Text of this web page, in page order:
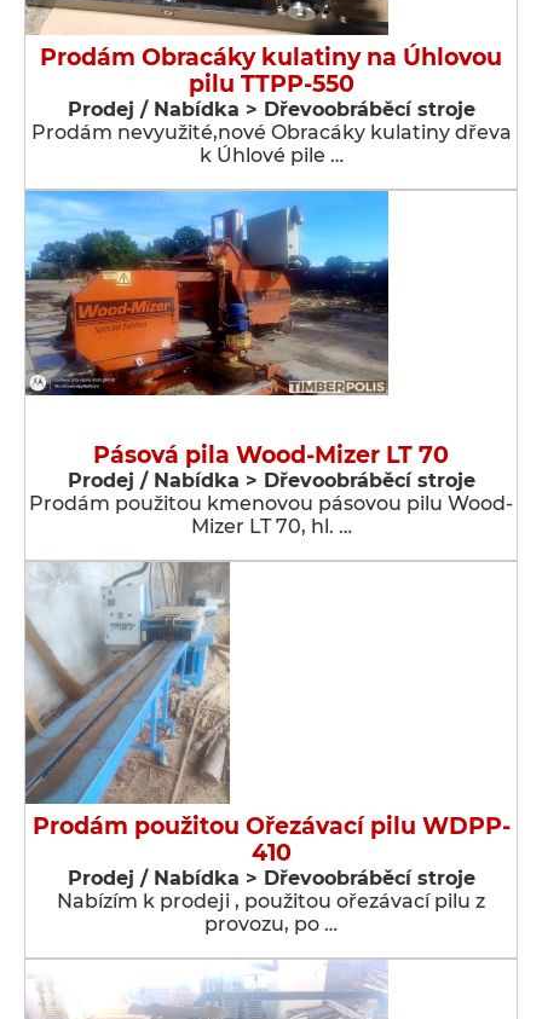
Prodám Obracáky kulatiny na Úhlovou
pilu TTPP-550
Prodej / Nabídka > Dřevoobráběcí stroje
Prodám nevyužité,nové Obracáky kulatiny dřeva
k Úhlové pile …
Pásová pila Wood-Mizer LT 70
Prodej / Nabídka > Dřevoobráběcí stroje
Prodám použitou kmenovou pásovou pilu Wood-
Mizer LT 70, hl. …
Prodám použitou Ořezávací pilu WDPP-
410
Prodej / Nabídka > Dřevoobráběcí stroje
Nabízím k prodeji , použitou ořezávací pilu z
provozu, po …